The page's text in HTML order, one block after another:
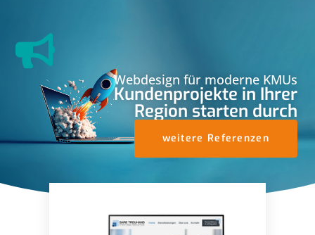
Webdesign für moderne KMUs
Kundenprojekte in Ihrer
Region starten durch
weitere Referenzen